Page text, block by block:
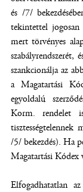
és /7/
tekintettel
mert törvényes
szabályrendszerét,
szankcionálja az
a Magatartási
egyoldalú
Korm. rendelet
/5/ bekezdés). Ha
Magatartási Kódex
Elfogadhatatlan